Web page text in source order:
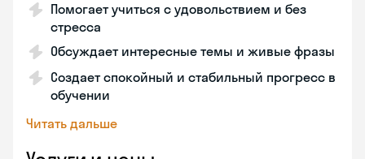
Помогает учиться с удовольствием и без
стресса
Обсуждает интересные темы и живые фразы
Создает спокойный и стабильный прогресс в
обучении
Читать дальше